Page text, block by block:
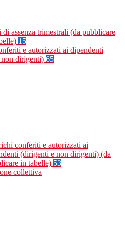
di assenza trimestrali (da pubblicare
15
e autorizzati ai dipendenti
dirigenti) 65
conferiti e autorizzati ai
(dirigenti e non dirigenti) (da
in tabelle) 53
collettiva